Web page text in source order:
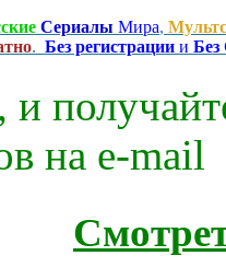
Сериалы Мира,
. Без регистрации и
на e-mаil